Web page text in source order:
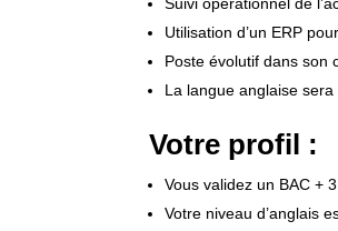
Utilisation d’un ERP
Poste évolutif dans son
La langue anglaise sera
Votre profil :
Vous validez un BAC + 3
Votre niveau d’anglais